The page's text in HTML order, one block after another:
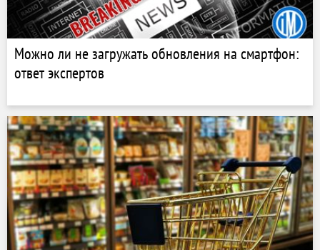
Можно ли не загружать обновления на смартфон:
ответ экспертов